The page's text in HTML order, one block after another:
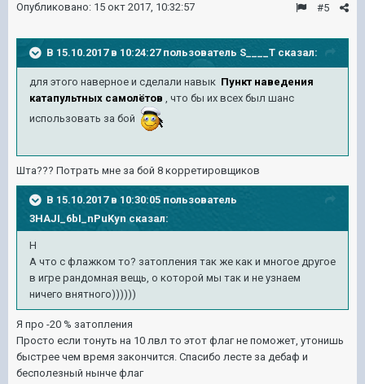
#5
Опубликовано: 15 окт 2017, 10:32:57
В 15.10.2017 в 10:24:27 пользователь S____T сказал:
для этого наверное и сделали навык Пункт наведения
катапультных самолётов , что бы их всех был шанс
использовать за бой
Шта??? Потрать мне за бой 8 корретировщиков
В 15.10.2017 в 10:30:05 пользователь
3HAJI_6bI_nPuKynсказал:
Н
А что с флажком то? затопления так же как и многое другое
в игре рандомная вещь, о которой мы так и не узнаем
ничего внятного))))))
Я про -20 % затопления
Просто если тонуть на 10 лвл то этот флаг не поможет, утонишь
быстрее чем время закончится. Спасибо лесте за дебаф и
бесполезный нынче флаг